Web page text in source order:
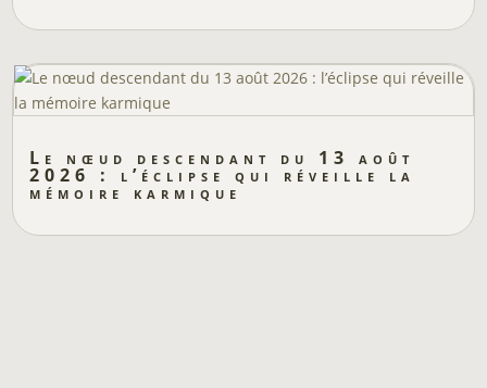
Le nœud descendant du 13 août
2026 : l’éclipse qui réveille la
mémoire karmique